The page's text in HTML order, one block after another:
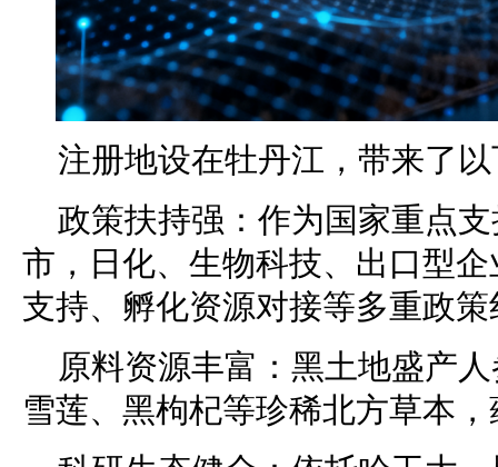
注册地设在牡丹江，带来了
政策扶持强：作为国家重点
市，日化、生物科技、出口型
支持、孵化资源对接等多重政
原料资源丰富：黑土地盛产
雪莲、黑枸杞等珍稀北方草本